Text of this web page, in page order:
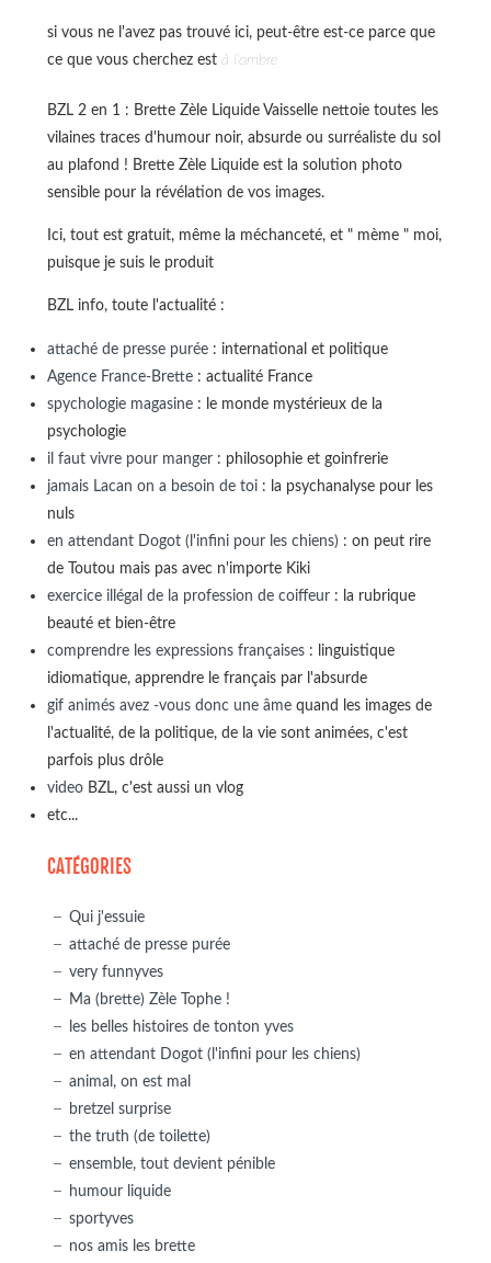
si vous ne l'avez pas trouvé ici, peut-être est-ce parce que
ce que vous cherchez est à l'ombre
BZL 2 en 1 : Brette Zèle Liquide Vaisselle nettoie toutes les
vilaines traces d'humour noir, absurde ou surréaliste du sol
au plafond ! Brette Zèle Liquide est la solution photo
sensible pour la révélation de vos images.
Ici, tout est gratuit, même la méchanceté, et " mème " moi,
puisque je suis le produit
BZL info, toute l'actualité :
attaché de presse purée: international et politique
Agence France-Brette: actualité France
spychologie magasine: le monde mystérieux de la
psychologie
il faut vivre pour manger: philosophie et goinfrerie
jamais Lacan on a besoin de toi: la psychanalyse pour les
nuls
en attendant Dogot (l'infini pour les chiens): on peut rire
de Toutou mais pas avec n'importe Kiki
exercice illégal de la profession de coiffeur: la rubrique
beauté et bien-être
comprendre les expressions françaises: linguistique
idiomatique, apprendre le français par l'absurde
gif animés avez -vous donc une âmequand les images de
l'actualité, de la politique, de la vie sont animées, c'est
parfois plus drôle
videoBZL, c'est aussi un vlog
etc...
CATÉGORIES
Qui j'essuie
attaché de presse purée
very funnyves
Ma (brette) Zèle Tophe !
les belles histoires de tonton yves
en attendant Dogot (l'infini pour les chiens)
animal, on est mal
bretzel surprise
the truth (de toilette)
ensemble, tout devient pénible
humour liquide
sportyves
nos amis les brette